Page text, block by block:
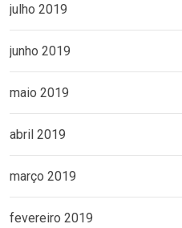
julho 2019
junho 2019
maio 2019
abril 2019
março 2019
fevereiro 2019